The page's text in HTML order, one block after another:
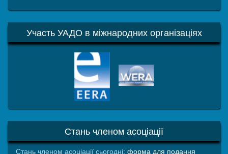
Участь УАДО в міжнародних організаціях
Стань членом асоціації
Стань членом асоціації сьогодні: форма для подання